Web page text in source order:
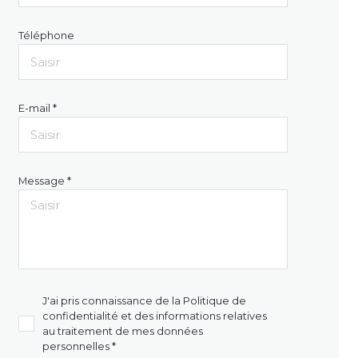
Téléphone
E-mail *
Message *
J'ai pris connaissance de la Politique de
confidentialité et des informations relatives
au traitement de mes données
personnelles *